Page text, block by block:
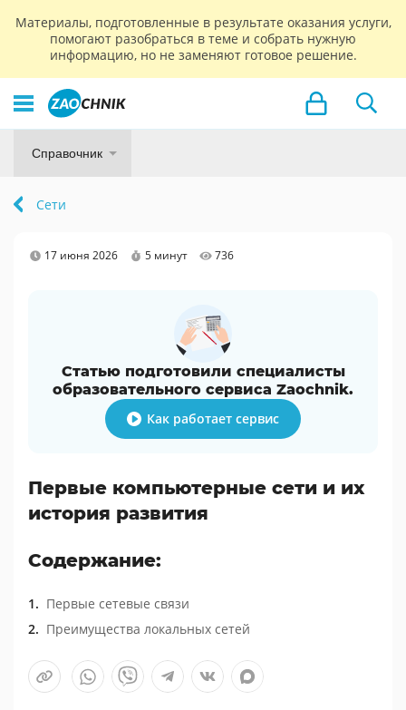
Материалы, подготовленные в результате оказания услуги,
помогают разобраться в теме и собрать нужную
информацию, но не заменяют готовое решение.
Справочник
Сети
17 июня 2026 5 минут 736
Статью подготовили специалисты
образовательного сервиса Zaochnik.
Как работает сервис
Первые компьютерные сети и их
история развития
Содержание:
Первые сетевые связи
Преимущества локальных сетей